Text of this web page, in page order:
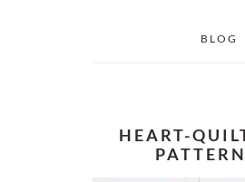
BLOG
HEART-